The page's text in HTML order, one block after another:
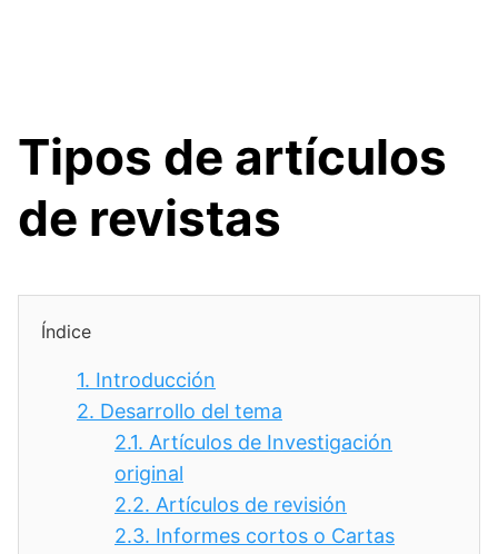
Tipos de artículos
de revistas
Índice
1. Introducción
2. Desarrollo del tema
2.1. Artículos de Investigación
original
2.2. Artículos de revisión
2.3. Informes cortos o Cartas